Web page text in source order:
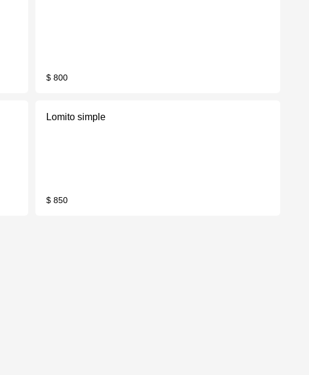
$ 800
Lomito simple
$ 850